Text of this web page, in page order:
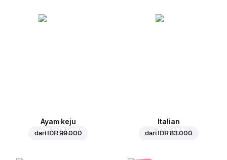
Ayam keju
dari IDR 99.000
Italian
dari IDR 83.000